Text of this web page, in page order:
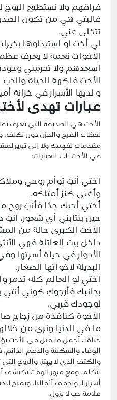
فراقهم ولا نستطيع البوح
غاليتي هي من تكون
تتخلى عني.
لي أخت لو استبدلوها
الأخوات نعمه لا يعرف
أسعدهم ولا تحرمني
الأخت فاكهة الحياة
و لديها الأسرار في خزانة
عبارات تهدى
الأخت هي الصديقة التي تعرف
لحظات الفرح والحزن دون
مقدمات لفهمك ولا إلى تبرير
في الأخت تلك العبارات:
أختي أنتِ توأم روحي
وأغنى كنز أمتلكه.
أختي أحبك جدًا فأنتِ روح
حين ينتابني أي شعور، انتِ
الأخت الكبرى حالة من
داخل بيت العائلة فهي
الأدوار في حياة أسرتها
البديلة لاخواتها الصغار.
أختي لو العالم كله
بجانبك فأرجوكِ كوني أنتي
لوجودك قربي.
الأخوة كنافذة من زجاج
ما في الدنيا ونرى من
ختامًا، أجمل ما قيل في الأخت
الوفاء والسكينة والدعم
والكتف الذي لا يهتز، والروح
نتكلم، ومع مرور الوقت نكتشف
أسرارنا، وتخفف أثقالنا، وتمنح
علامة حب لا يزول.